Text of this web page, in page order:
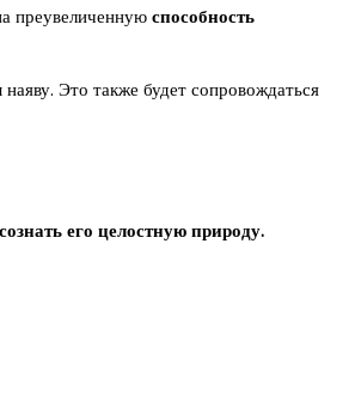
преувеличеннуюспособность
наяву. Это также будет сопровождаться
его целостную природу.